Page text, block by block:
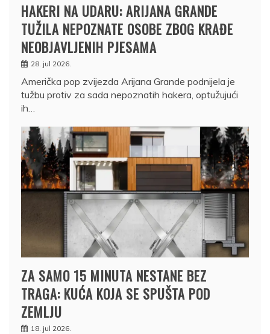
HAKERI NA UDARU: ARIJANA GRANDE
TUŽILA NEPOZNATE OSOBE ZBOG KRAĐE
NEOBJAVLJENIH PJESAMA
28. jul 2026.
Američka pop zvijezda Arijana Grande podnijela je
tužbu protiv za sada nepoznatih hakera, optužujući
ih…
ZA SAMO 15 MINUTA NESTANE BEZ
TRAGA: KUĆA KOJA SE SPUŠTA POD
ZEMLJU
18. jul 2026.